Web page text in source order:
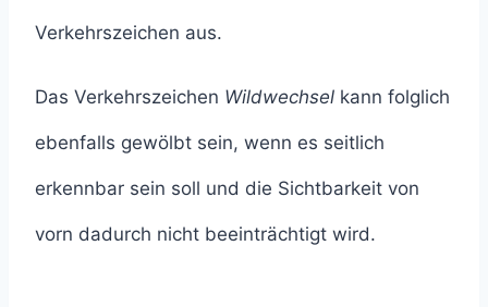
Verkehrszeichen aus.
Das Verkehrszeichen Wildwechsel kann folglich
ebenfalls gewölbt sein, wenn es seitlich
erkennbar sein soll und die Sichtbarkeit von
vorn dadurch nicht beeinträchtigt wird.